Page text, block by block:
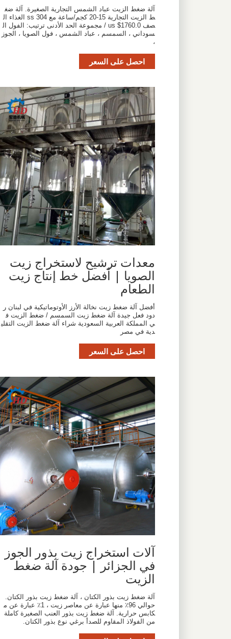
آلة ضغط الزيت عباد الشمس التجارية الصغيرة. آلة ضغ
ط الزيت التجارية 15-20 كجم/ساعة مع 304 ss الغذاء ال
صف us $1760.0 / مجموعة الحد الأدنى ترتيب: الفول ال
سوداني ، السمسم ، عباد الشمس ، فول الصويا ، الجوز
،
احصل على السعر
معدات ترشيح لاستخراج زيت
الصويا | أفضل خط إنتاج زيت
الطعام
أفضل آلة ضغط زيت نخالة الأرز الأوتوماتيكية في لبنان ر
دود فعل جيدة آلة ضغط زيت السمسم / ضغط الزيت ف
ي المملكة العربية السعودية شراء آلة ضغط الزيت التقلي
دية في مصر
احصل على السعر
آلات استخراج زيت بذور الجوز
في الجزائر | جودة آلة ضغط
الزيت
آلة ضغط زيت بذور الكتان ، آلة ضغط زيت بذور الكتان.
حوالي 96٪ منها عبارة عن معاصر زيت ، 1٪ عبارة عن م
كابس حرارية. آلة ضغط زيت بذور العنب الصغيرة كاملة
من الفولاذ المقاوم للصدأ برغي نوع بذور الكتان.